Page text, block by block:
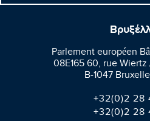
Parlement européen
08E165 60, rue
B-1047
+32(0)2 28
+32(0)2 28